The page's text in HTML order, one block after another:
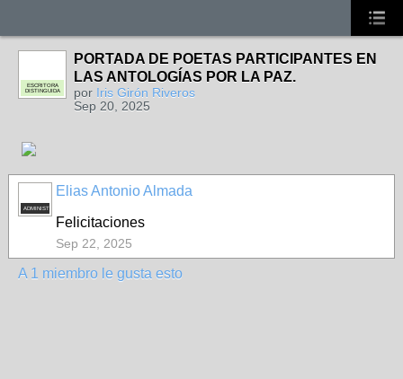
ESCRITORA
DISTINGUIDA
PORTADA DE POETAS PARTICIPANTES EN
LAS ANTOLOGÍAS POR LA PAZ.
por Iris Girón Riveros
Sep 20, 2025
ADMINISTRADOR
Elias Antonio Almada
Felicitaciones
Sep 22, 2025
A 1 miembro le gusta esto